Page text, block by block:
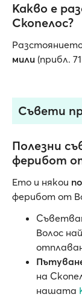
Какво е
Скопелос?
мили (прибл.
Съвети
Полезни
ферибот
Ето и някои
ферибот от
Волос
на
нашата